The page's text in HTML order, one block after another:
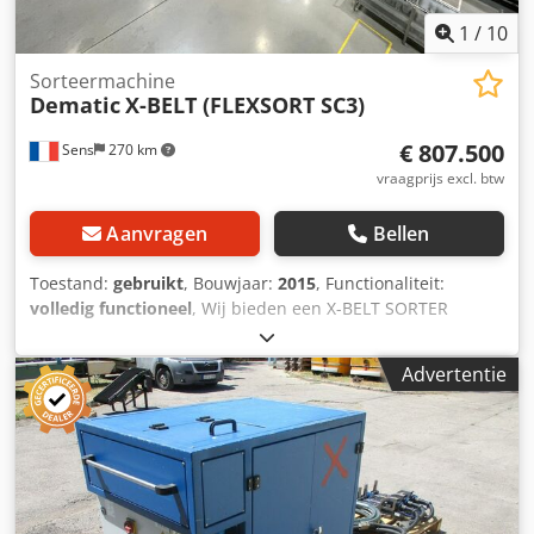
1 / 10
Sens 270 km
Sorteermachine
DematicX-BELT (FLEXSORT SC3)
€ 807.500
vraagprijs excl. btw
Aanvragen Bellen
Toestand: gebruikt, Bouwjaar: 2015, Functionaliteit:
volledig functioneel, Wij bieden een X-BELT SORTER
SYSTEEM (FLEXSORT SC3) van de fabrikant DEMATIC te
koop aan. ALGEMENE BESCHRIJVING: - Het aangeboden
systeem betreft een Dematic X-Belt FlexSort SC3
sorteermachine, ideaal voor logistieke centra,
sorteerknooppunten, e-commerce, retail en high-
throughput toepassingen. - Gebruikte X-Belt sorter
(bouwjaar 2015) die nauwkeurig, snel en stil sorteert
dankzij gemotoriseerde wagentjes aangedreven door
Advertentie